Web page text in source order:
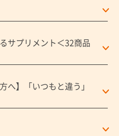
サプリメント＜32商品
へ】「いつもと違う」